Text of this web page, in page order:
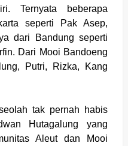
Ternyata beberapa
seperti Pak Asep,
dari Bandung seperti
Dari Mooi Bandoeng
Putri, Rizka, Kang
tak pernah habis
Hutagalung yang
Aleut dan Mooi